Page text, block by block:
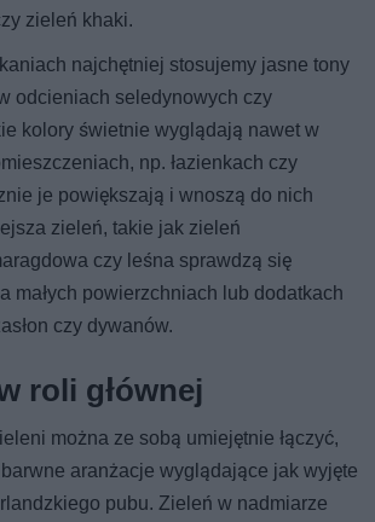
zieleń khaki.
najchętniej stosujemy jasne tony
odcieniach seledynowych czy
kolory świetnie wyglądają nawet w
np. łazienkach czy
je powiększają i wnoszą do nich
zieleń, takie jak zieleń
czy leśna sprawdzą się
małych powierzchniach lub dodatkach
czy dywanów.
roli głównej
można ze sobą umiejętnie łączyć,
aranżacje wyglądające jak wyjęte
pubu. Zieleń w nadmiarze